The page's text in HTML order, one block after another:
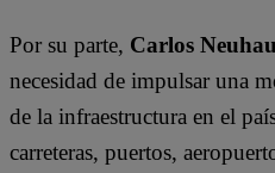
Por su parte, Carlos
necesidad de impulsar una
de la infraestructura en el
carreteras, puertos,